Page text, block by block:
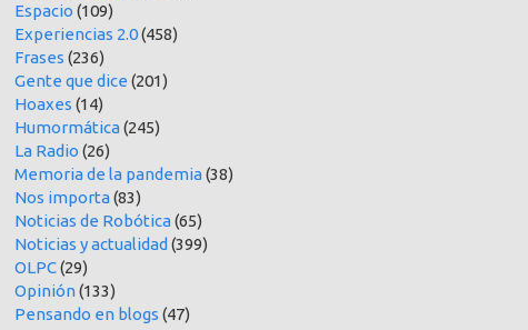
Espacio (109)
Experiencias 2.0(458)
Frases (236)
Gente que dice (201)
Hoaxes (14)
Humormática(245)
La Radio (26)
Memoria de la pandemia(38)
Nos importa(83)
Noticias de Robótica(65)
Noticias y actualidad (399)
OLPC(29)
Opinión(133)
Pensando en blogs (47)